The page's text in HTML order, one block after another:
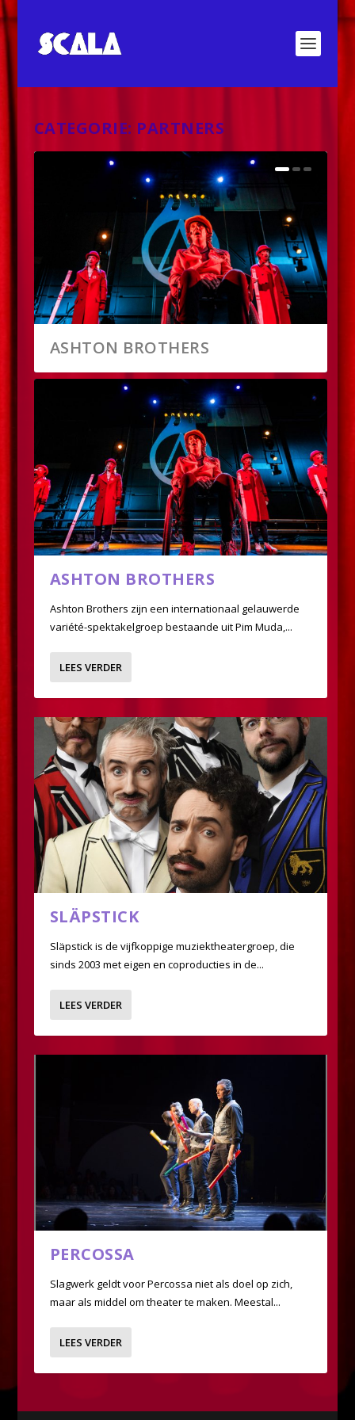
CATEGORIE: PARTNERS
ASHTON BROTHERS
SLÄPSTICK
PERCOSSA
ASHTON BROTHERS
Ashton Brothers zijn een internationaal gelauwerde
variété-spektakelgroep bestaande uit Pim Muda,...
LEES VERDER
SLÄPSTICK
Släpstick is de vijfkoppige muziektheatergroep, die
sinds 2003 met eigen en coproducties in de...
LEES VERDER
PERCOSSA
Slagwerk geldt voor Percossa niet als doel op zich,
maar als middel om theater te maken. Meestal...
LEES VERDER